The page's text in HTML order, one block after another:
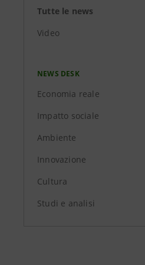
Tutte le news
Video
NEWS DESK
Economia reale
Impatto sociale
Ambiente
Innovazione
Cultura
Studi e analisi